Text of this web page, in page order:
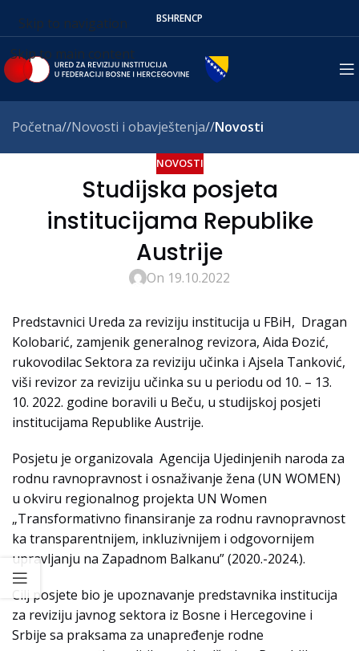
Skip to navigation
Skip to main content
BSHRENСР
Početna/ Novosti i obavještenja/ Novosti
NOVOSTI
Studijska posjeta
institucijama Republike
Austrije
On 19.10.2022
Predstavnici Ureda za reviziju institucija u FBiH, Dragan
Kolobarić, zamjenik generalnog revizora, Aida Đozić,
rukovodilac Sektora za reviziju učinka i Ajsela Tanković,
viši revizor za reviziju učinka su u periodu od 10. – 13.
10. 2022. godine boravili u Beču, u studijskoj posjeti
institucijama Republike Austrije.
Posjetu je organizovala Agencija Ujedinjenih naroda za
rodnu ravnopravnost i osnaživanje žena (UN WOMEN)
u okviru regionalnog projekta UN Women
„Transformativno finansiranje za rodnu ravnopravnost
ka transparentnijem, inkluzivnijem i odgovornijem
upravljanju na Zapadnom Balkanu” (2020.-2024.).
Cilj posjete bio je upoznavanje predstavnika institucija
za reviziju javnog sektora iz Bosne i Hercegovine i
Srbije sa praksama za unapređenje rodne